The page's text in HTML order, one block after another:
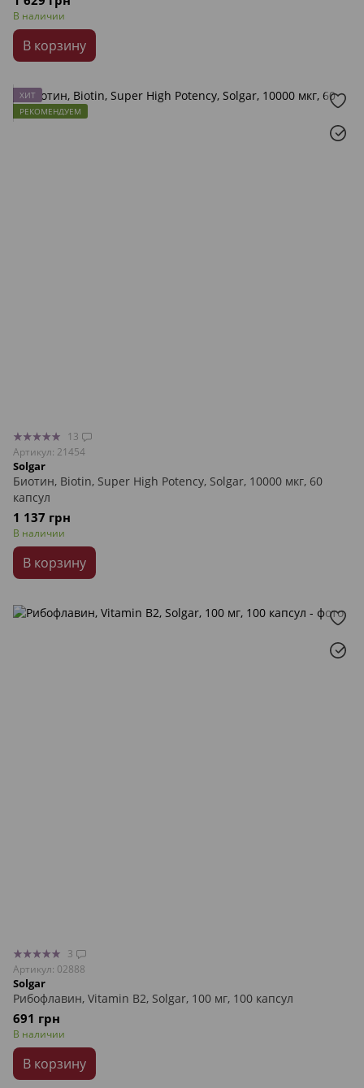
В наличии
В корзину
ХИТ
РЕКОМЕНДУЕМ
13
Артикул: 21454
Solgar
Биотин, Biotin, Super High Potency, Solgar, 10000 мкг, 60
капсул
1 137 грн
В наличии
В корзину
3
Артикул: 02888
Solgar
Рибофлавин, Vitamin B2, Solgar, 100 мг, 100 капсул
691 грн
В наличии
В корзину